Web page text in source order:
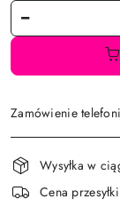
Ilość
Zamówienie
Dostępność
i
dostawa
Wysyłka w
Cena